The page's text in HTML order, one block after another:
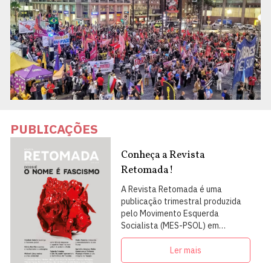
PUBLICAÇÕES
Conheça a Revista
Retomada!
A Revista Retomada é uma
publicação trimestral produzida
pelo Movimento Esquerda
Socialista (MES-PSOL) em
articulação com intelectuais,
militantes e artistas
Ler mais